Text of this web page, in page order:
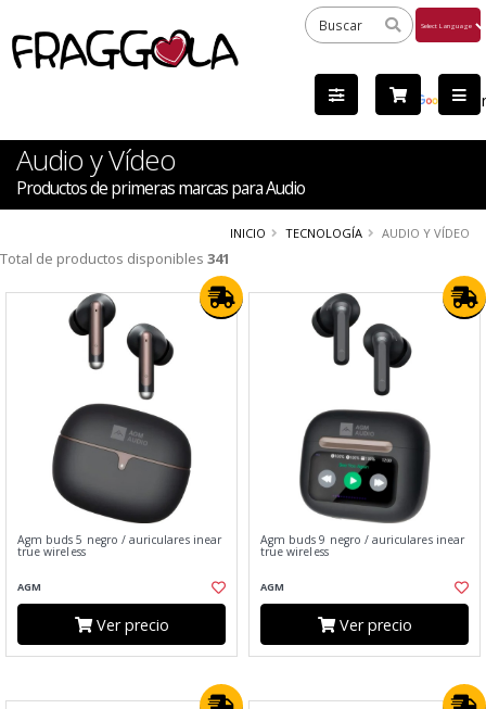
by
Audio y Vídeo
Productos de primeras marcas para Audio
INICIO TECNOLOGÍA AUDIO Y VÍDEO
Total de productos disponibles 341
Agm buds 5 negro / auriculares inear
true wireless
AGM
Ver precio
Agm buds 9 negro / auriculares inear
true wireless
AGM
Ver precio